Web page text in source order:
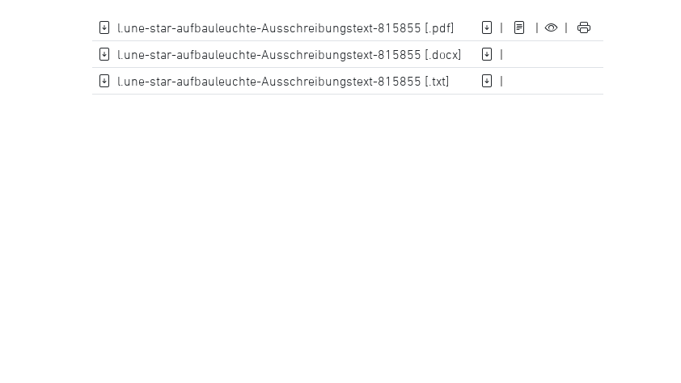
l.une-star-aufbauleuchte-Ausschreibungstext-815855 [.pdf] | |
|
l.une-star-aufbauleuchte-Ausschreibungstext-815855 [.docx]
|
l.une-star-aufbauleuchte-Ausschreibungstext-815855 [.txt]
|